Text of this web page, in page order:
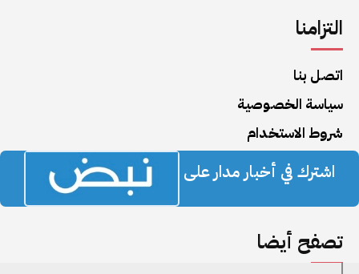
التزامنا
اتصل بنا
سياسة الخصوصية
شروط الاستخدام
اشترك في أخبار مدار على
تصفح أيضا